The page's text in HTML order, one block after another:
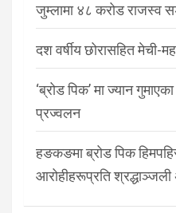
जुम्लामा ४८ करोड राजस्व
दश वर्षीय छोरासहित मेची-
‘ब्रोड पिक’ मा ज्यान
प्रज्वलन
हङकङमा ब्रोड पिक
आरोहीहरूप्रति श्रद्धाञ्जली